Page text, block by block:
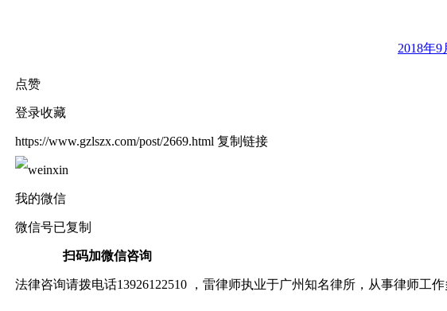
2018年9
点赞
登录收藏
https://www.gzlszx.com/post/2669.html 复制链接
我的微信
微信号已复制
扫码加微信咨询
法律咨询请拨电话13926122510 ，雷律师执业于广州知名律所，从事律师工